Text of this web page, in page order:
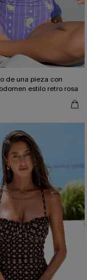
de una pieza con
estilo retro rosa